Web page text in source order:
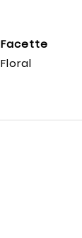
Facette
Floral